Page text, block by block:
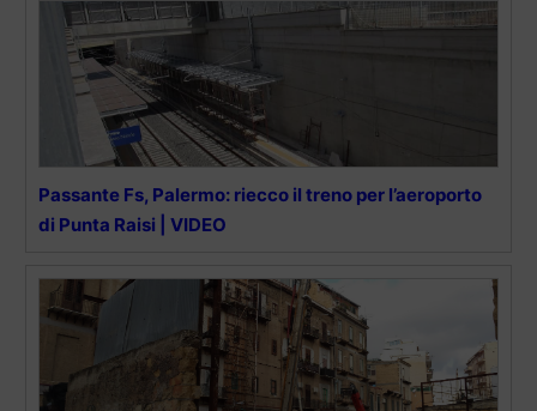
Passante Fs, Palermo: riecco il treno per l’aeroporto
di Punta Raisi | VIDEO